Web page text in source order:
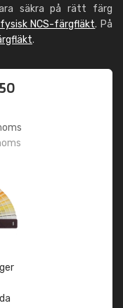
säkra på rätt färg
fysisk NCS-färgfläkt. På
.